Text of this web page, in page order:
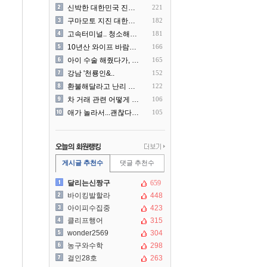
신박한 대한민국 진상 근황 221
구마모토 지진 대한항공 생수.. 182
고속터미널.. 청소해주시는.. 181
10년산 와이프 바람나서 이.. 166
아이 수술 해줬다가, 부모에.. 165
강남 '천룡인&.. 152
환불해달라고 난리 난 미국 .. 122
차 거래 관련 어떻게 대처해.. 106
애가 놀라서...괜찮다고 얘.. 105
게시글 추천수 댓글 추천수
달리는신짱구
659
바이킹발할라
448
아이피수집중
423
클리프행어
315
wonder2569
304
농구와수학
298
걸인28호
263